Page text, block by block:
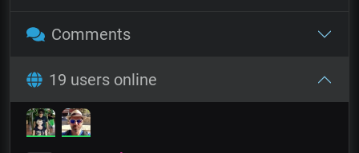
Comments
19 users online